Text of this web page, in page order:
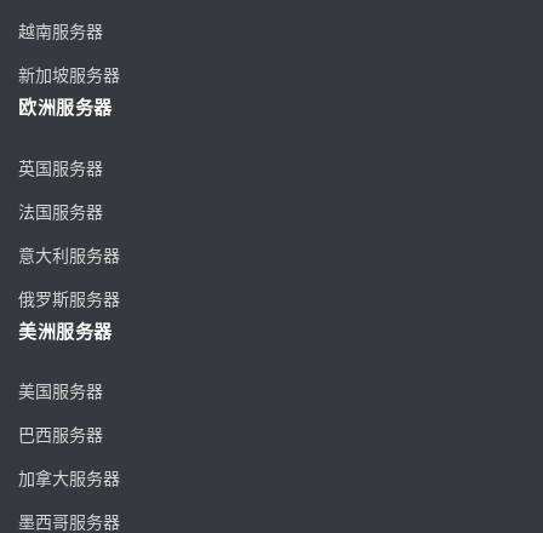
越南服务器
新加坡服务器
欧洲服务器
英国服务器
法国服务器
意大利服务器
俄罗斯服务器
美洲服务器
美国服务器
巴西服务器
加拿大服务器
墨西哥服务器